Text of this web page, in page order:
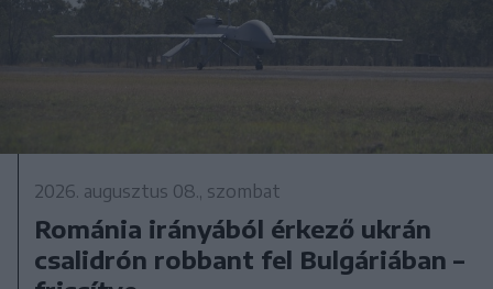
2026. augusztus 08., szombat
Románia irányából érkező ukrán
csalidrón robbant fel Bulgáriában –